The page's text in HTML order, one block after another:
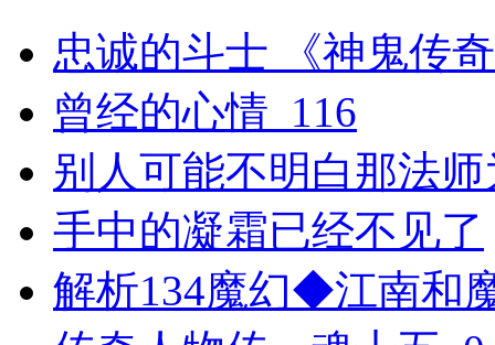
忠诚的斗士 《神鬼传
曾经的心情_116
别人可能不明白那法
手中的凝霜已经不见了
解析134魔幻◆江南和